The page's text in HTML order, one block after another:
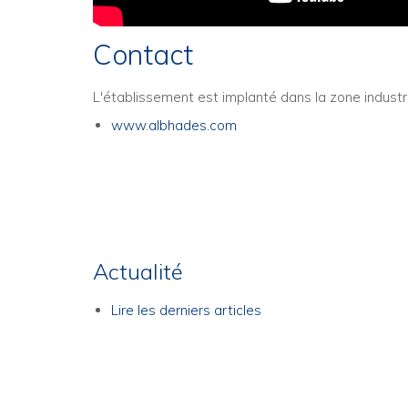
Contact
L'établissement est implanté dans la zone
www.albhades.com
Actualité
Lire les derniers articles